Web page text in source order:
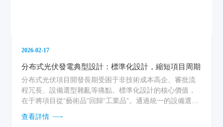
2026-02-17
分布式光伏發電典型設計：標準化設計，縮短項目周期
分布式光伏項目開發長期受困于非技術成本高企、審批流
程冗長、設備選型雜亂等痛點。標準化設計的核心價值，
在于將項目從“藝術品”回歸“工業品”。通過統一的設備選
型、模塊化的電氣方案、標準化的結構荷載計算，每一個
項目都成為可復制的標準單元。這不僅大幅降低了前期勘
查看詳情